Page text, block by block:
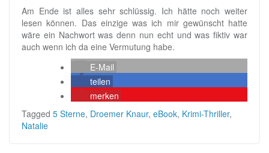
Am Ende ist alles sehr schlüssig. Ich hätte noch weiter
lesen können. Das einzige was ich mir gewünscht hatte
wäre ein Nachwort was denn nun echt und was fiktiv war
auch wenn ich da eine Vermutung habe.
E-Mail
teilen
merken
Tagged 5 Sterne, Droemer Knaur, eBook, Krimi-Thriller,
Natalie